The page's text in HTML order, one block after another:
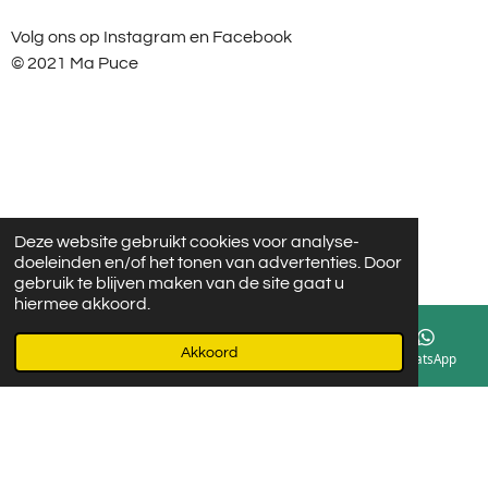
Deze website gebruikt cookies voor analyse-
doeleinden en/of het tonen van advertenties. Door
gebruik te blijven maken van de site gaat u
hiermee akkoord.
Akkoord
a
g
b
o
Volg ons op Instagram en Facebook
© 2021 Ma Puce
Instagram WhatsApp